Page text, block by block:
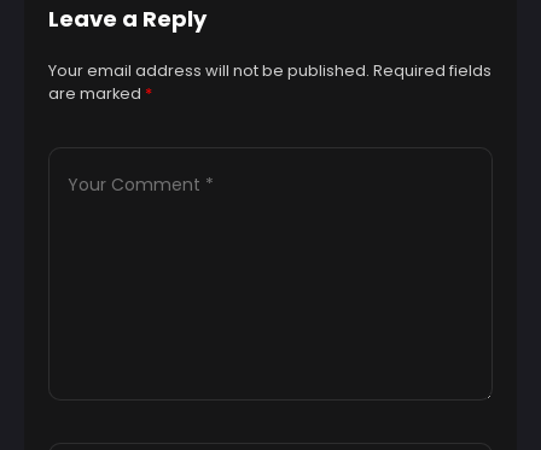
Leave a Reply
Your email address will not be published. Required fields
are marked *